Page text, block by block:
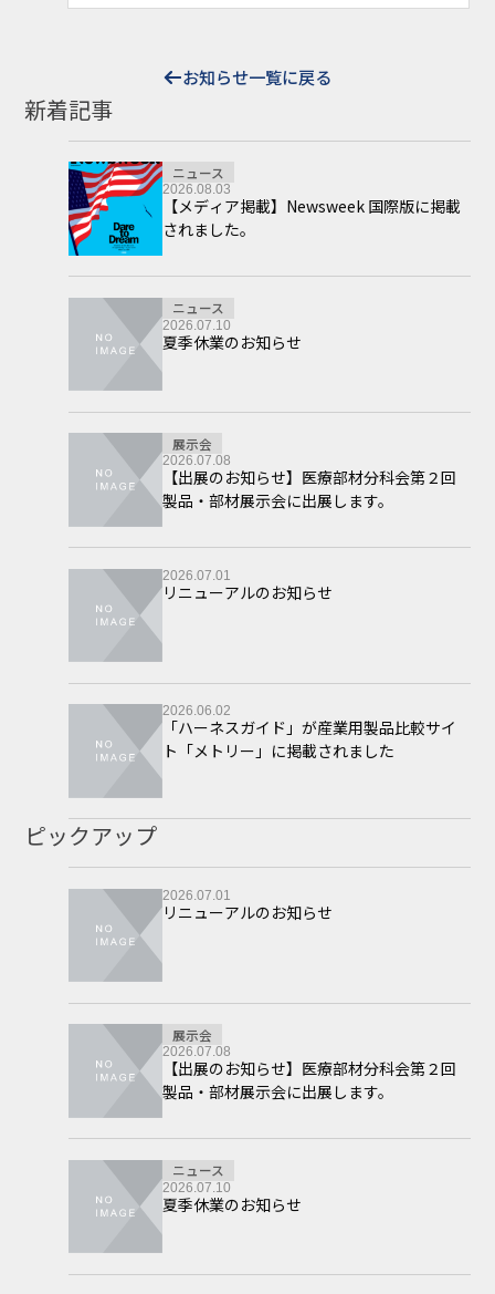
お知らせ一覧に戻る
新着記事
ニュース
2026.08.03
【メディア掲載】Newsweek 国際版に掲載
されました。
ニュース
2026.07.10
夏季休業のお知らせ
展示会
2026.07.08
【出展のお知らせ】医療部材分科会第２回
製品・部材展示会に出展します。
2026.07.01
リニューアルのお知らせ
2026.06.02
「ハーネスガイド」が産業用製品比較サイ
ト「メトリー」に掲載されました
ピックアップ
2026.07.01
リニューアルのお知らせ
展示会
2026.07.08
【出展のお知らせ】医療部材分科会第２回
製品・部材展示会に出展します。
ニュース
2026.07.10
夏季休業のお知らせ